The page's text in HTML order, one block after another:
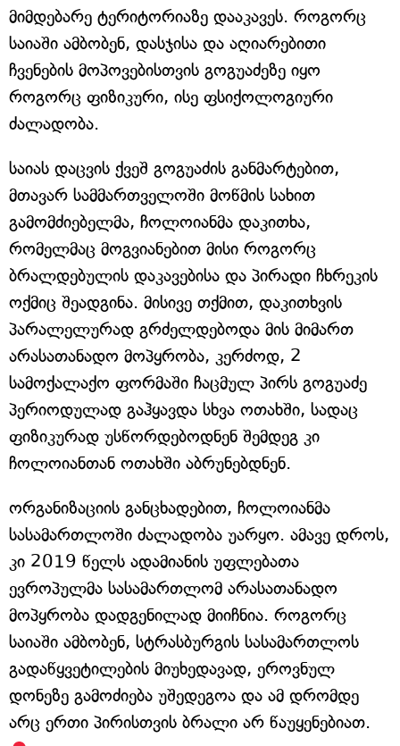
მიმდებარე ტერიტორიაზე დააკავეს. როგორც
საიაში ამბობენ, დასჯისა და აღიარებითი
ჩვენების მოპოვებისთვის გოგუაძეზე იყო
როგორც ფიზიკური, ისე ფსიქოლოგიური
ძალადობა.
საიას დაცვის ქვეშ გოგუაძის განმარტებით,
მთავარ სამმართველოში მოწმის სახით
გამომძიებელმა, ჩოლოიანმა დაკითხა,
რომელმაც მოგვიანებით მისი როგორც
ბრალდებულის დაკავებისა და პირადი ჩხრეკის
ოქმიც შეადგინა. მისივე თქმით, დაკითხვის
პარალელურად გრძელდებოდა მის მიმართ
არასათანადო მოპყრობა, კერძოდ, 2
სამოქალაქო ფორმაში ჩაცმულ პირს გოგუაძე
პერიოდულად გაჰყავდა სხვა ოთახში, სადაც
ფიზიკურად უსწორდებოდნენ შემდეგ კი
ჩოლოიანთან ოთახში აბრუნებდნენ.
ორგანიზაციის განცხადებით, ჩოლოიანმა
სასამართლოში ძალადობა უარყო. ამავე დროს,
კი 2019 წელს ადამიანის უფლებათა
ევროპულმა სასამართლომ არასათანადო
მოპყრობა დადგენილად მიიჩნია. როგორც
საიაში ამბობენ, სტრასბურგის სასამართლოს
გადაწყვეტილების მიუხედავად, ეროვნულ
დონეზე გამოძიება უშედეგოა და ამ დრომდე
არც ერთი პირისთვის ბრალი არ წაუყენებიათ.